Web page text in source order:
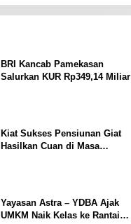
BRI Kancab Pamekasan
Salurkan KUR Rp349,14 Miliar
Kiat Sukses Pensiunan Giat
Hasilkan Cuan di Masa
Yayasan Astra – YDBA Ajak
UMKM Naik Kelas ke Rantai